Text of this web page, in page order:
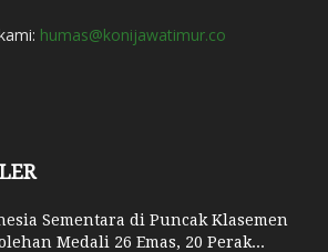
humas@konijawatimur.co
Sementara di Puncak Klasemen
Medali 26 Emas, 20 Perak...